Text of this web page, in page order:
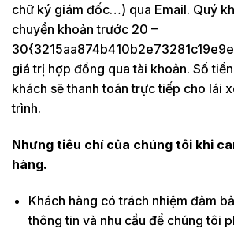
chữ ký giám đốc…) qua Email. Quý
chuyển khoản trước 20 –
giá trị hợp đồng qua tài khoản. Số
khách sẽ thanh toán trực tiếp cho lái
trình.
Nhưng tiêu chí của chúng tôi khi
hàng.
Khách hàng có trách nhiệm đảm
thông tin và nhu cầu để chúng tôi